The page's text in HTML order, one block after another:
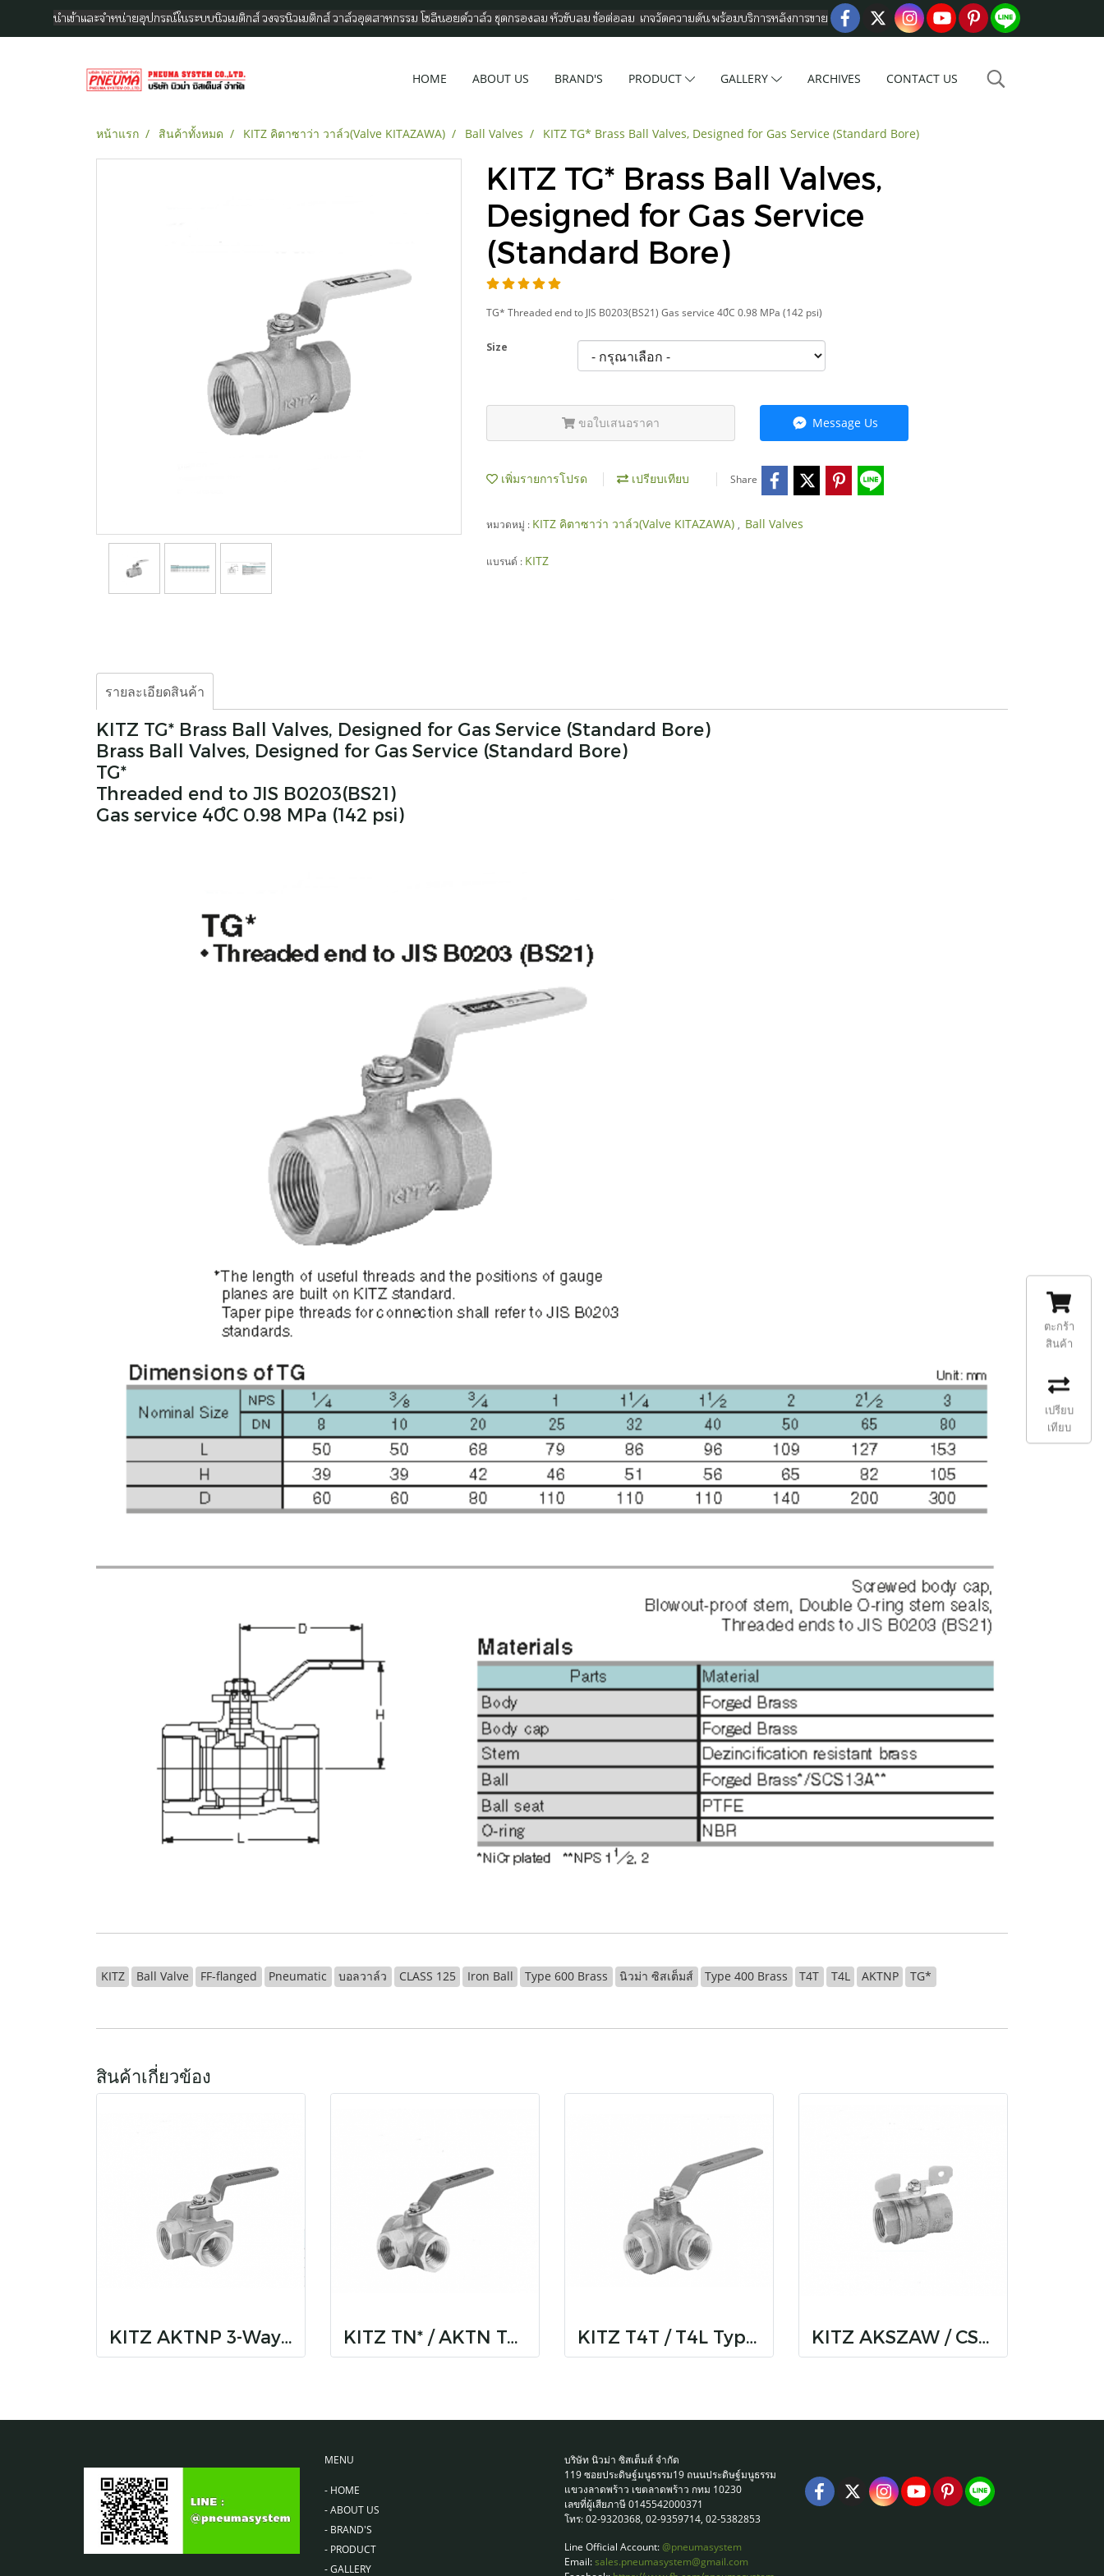
นำเข้าและจำหน่ายอุปกรณ์ในระบบนิวเมติกส์ วงจรนิวเมติกส์ วาล์วอุตสาหกรรม โซลีนอยด์วาล์ว ชุดกรองลม หัวขับลม ข้อต่อลม เกจวัดความดัน พร้อมบริการหลังการขาย
HOME ABOUT US BRAND'S PRODUCT GALLERY ARCHIVES CONTACT US
หน้าแรก สินค้าทั้งหมด KITZ คิตาซาว่า วาล์ว(Valve KITAZAWA) Ball Valves KITZ TG* Brass Ball Valves, Designed for Gas Service (Standard Bore)
KITZ TG* Brass Ball Valves,
Designed for Gas Service
(Standard Bore)
TG* Threaded end to JIS B0203(BS21) Gas service 40ํC 0.98 MPa (142 psi)
Size
ขอใบเสนอราคา Message Us
เพิ่มรายการโปรด เปรียบเทียบ Share
หมวดหมู่ : KITZ คิตาซาว่า วาล์ว(Valve KITAZAWA) , Ball Valves
แบรนด์ : KITZ
รายละเอียดสินค้า
KITZ TG* Brass Ball Valves, Designed for Gas Service (Standard Bore)
Brass Ball Valves, Designed for Gas Service (Standard Bore)
TG*
Threaded end to JIS B0203(BS21)
Gas service 40ํC 0.98 MPa (142 psi)
KITZ Ball Valve FF-flanged Pneumatic บอลวาล์ว CLASS 125 Iron Ball Type 600 Brass นิวม่า ซิสเต็มส์ Type 400 Brass T4T T4L AKTNP TG*
สินค้าเกี่ยวข้อง
KITZ AKTNP 3-Way Brass Ball Valves, with Mounting Pad (Standard Bore) KITZ TN* / AKTN Type 400 Brass Ball Valves (Standard Bore) KITZ T4T / T4L Type 400 Brass Ball Valves (Standard Bore) KITZ AKSZAW / CSZAW Type 600 Brass Ball Valves (Full Bore)
MENU
- HOME
-ABOUT US
- BRAND'S
- PRODUCT
-GALLERY
บริษัท นิวม่า ซิสเต็มส์ จำกัด
119 ซอยประดิษฐ์มนูธรรม19 ถนนประดิษฐ์มนูธรรม
แขวงลาดพร้าว เขตลาดพร้าว กทม 10230
เลขที่ผู้เสียภาษี 0145542000371
โทร: 02-9320368, 02-9359714, 02-5382853
Line Official Account:@pneumasystem
Email:sales.pneumasystem@gmail.com
ตะกร้า
สินค้า
เปรียบ
เทียบ